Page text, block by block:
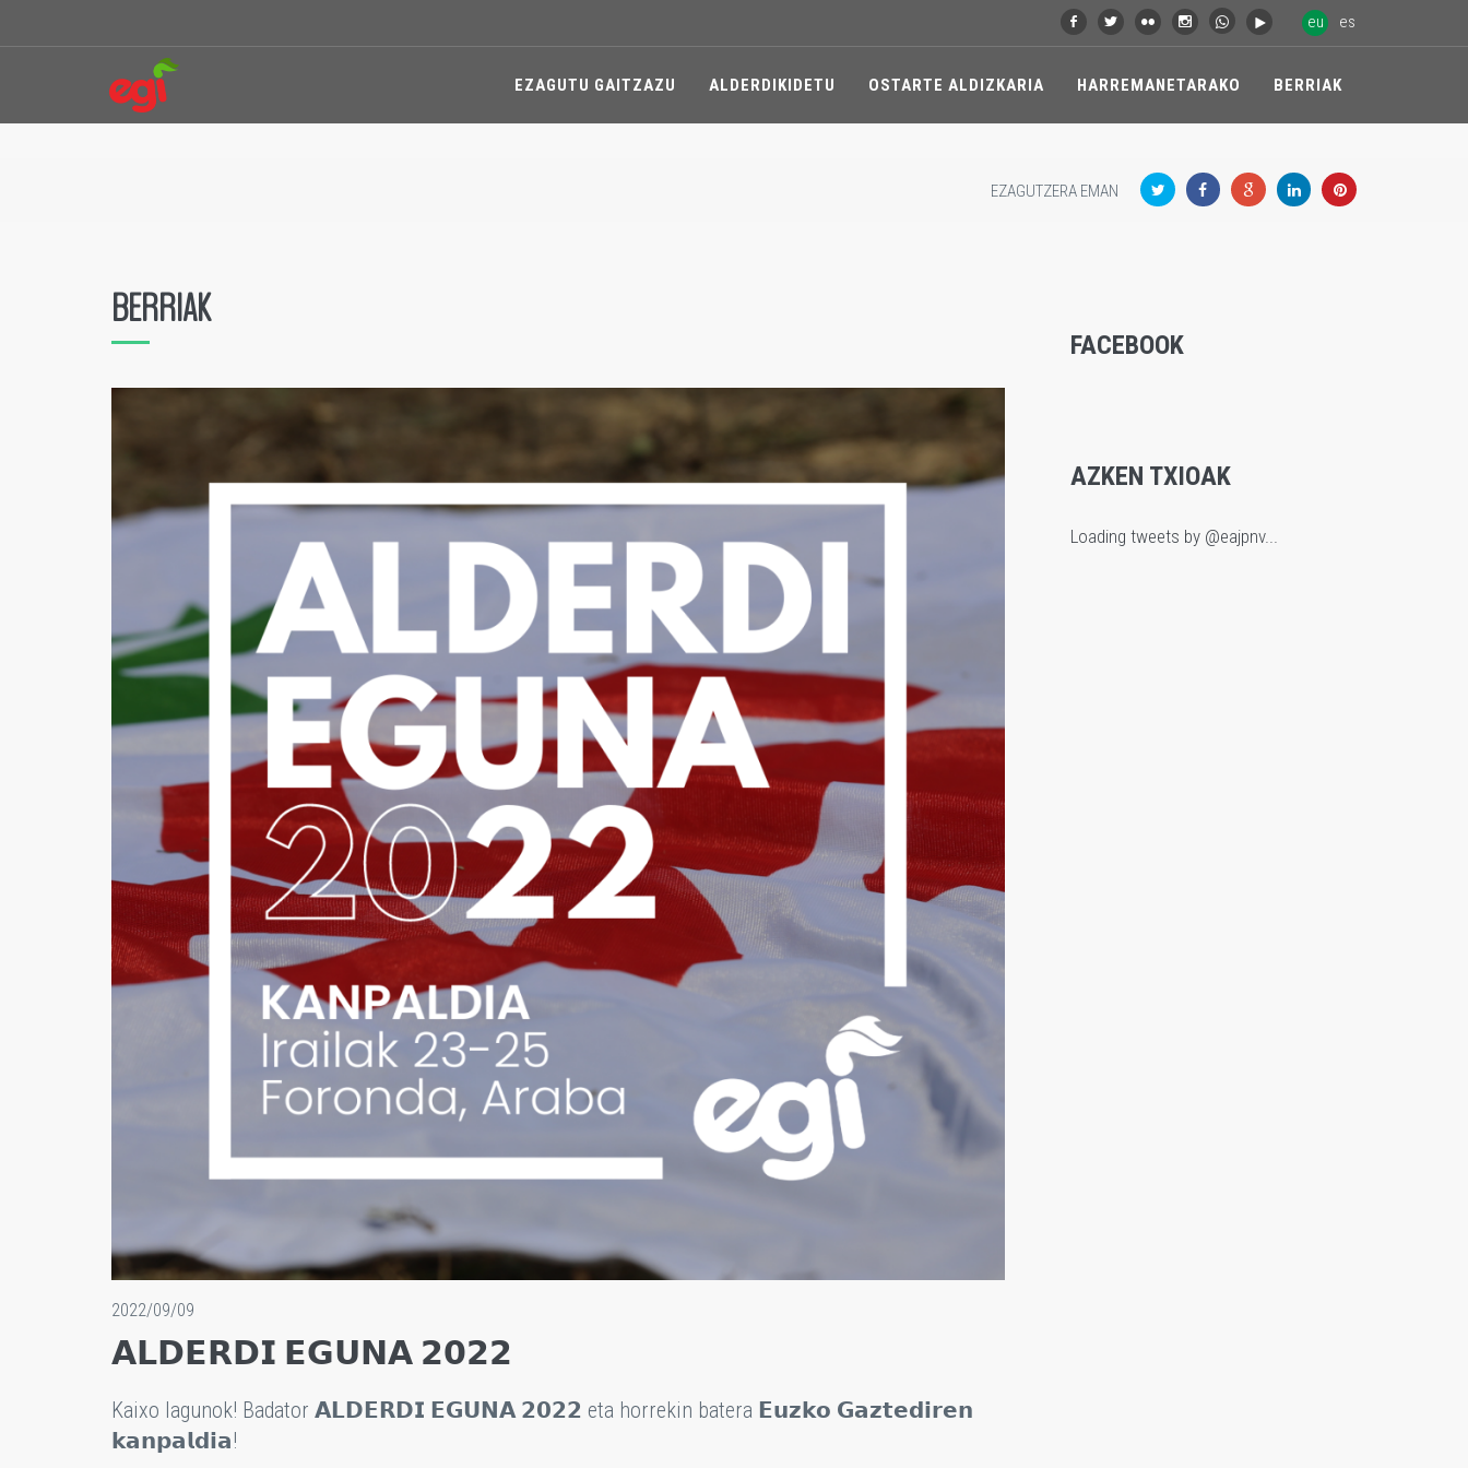
eu es
EZAGUTU GAITZAZU ALDERDIKIDETU OSTARTE ALDIZKARIA HARREMANETARAKO BERRIAK
EZAGUTZERA EMAN
BERRIAK
2022/09/09
𝗔𝗟𝗗𝗘𝗥𝗗𝗜 𝗘𝗚𝗨𝗡𝗔 𝟮𝟬𝟮𝟮
Kaixo lagunok! Badator 𝗔𝗟𝗗𝗘𝗥𝗗𝗜 𝗘𝗚𝗨𝗡𝗔 𝟮𝟬𝟮𝟮 eta horrekin batera 𝗘𝘂𝘇𝗸𝗼 𝗚𝗮𝘇𝘁𝗲𝗱𝗶𝗿𝗲𝗻
𝗸𝗮𝗻𝗽𝗮𝗹𝗱𝗶𝗮!
FACEBOOK
AZKEN TXIOAK
Loading tweets by @eajpnv...